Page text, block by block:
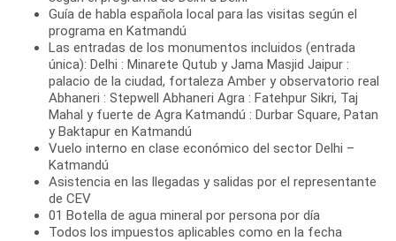
Guía de habla española local para las visitas según el
programa en Katmandú
Las entradas de los monumentos incluidos (entrada
única): Delhi : Minarete Qutub y Jama Masjid Jaipur :
palacio de la ciudad, fortaleza Amber y observatorio real
Abhaneri : Stepwell Abhaneri Agra : Fatehpur Sikri, Taj
Mahal y fuerte de Agra Katmandú : Durbar Square, Patan
y Baktapur en Katmandú
Vuelo interno en clase económico del sector Delhi –
Katmandú
Asistencia en las llegadas y salidas por el representante
de CEV
01 Botella de agua mineral por persona por día
Todos los impuestos aplicables como en la fecha